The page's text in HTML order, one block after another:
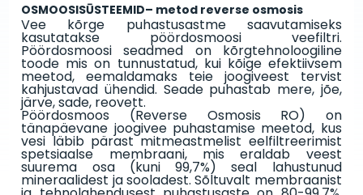
OSMOOSISŪSTEEMID– metod reverse osmosis
Vee kõrge puhastusastme saavutamiseks
kasutatakse pöördosmoosi veefiltri.
Pöördosmoosi seadmed on kõrgtehnoloogiline
toode mis on tunnustatud, kui kõige efektiivsem
meetod, eemaldamaks teie joogiveest tervist
kahjustavad ühendid. Seade puhastab mere, jõe,
järve, sade, reovett.
Pöördosmoos (Reverse Osmosis RO) on
tänapäevane joogivee puhastamise meetod, kus
vesi läbib pärast mitmeastmelist eelfiltreerimist
spetsiaalse membraani, mis eraldab veest
suurema osa (kuni 99,7%) seal lahustunud
mineraalidest ja sooladest. Sõltuvalt membraanist